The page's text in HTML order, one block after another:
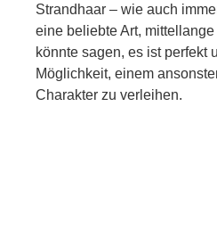
Strandhaar – wie auch
eine beliebte Art,
könnte sagen, es ist perfekt
Möglichkeit, einem
Charakter zu verleihen.